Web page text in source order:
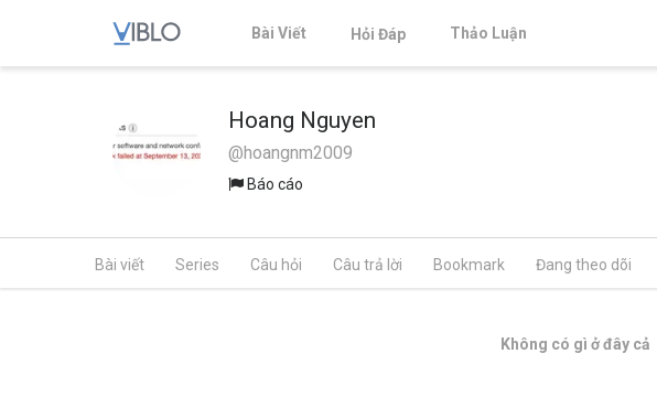
Bài Viết Hỏi Đáp Thảo Luận
Hoang Nguyen
@hoangnm2009
Báo cáo
Bài viết Series Câu hỏi Câu trả lời Bookmark Đang theo dõi
Không có gì ở đây cả